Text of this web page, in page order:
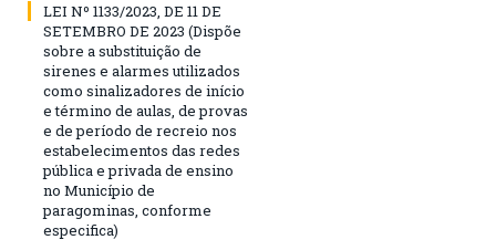
LEI Nº 1133/2023, DE 11 DE
SETEMBRO DE 2023 (Dispõe
sobre a substituição de
sirenes e alarmes utilizados
como sinalizadores de início
e término de aulas, de provas
e de período de recreio nos
estabelecimentos das redes
pública e privada de ensino
no Município de
paragominas, conforme
especifica)